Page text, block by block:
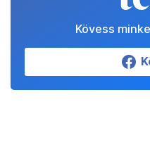
Kövess